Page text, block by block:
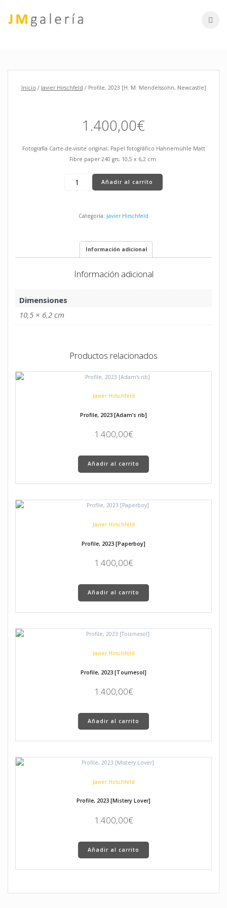
Inicio / Javier Hirschfeld / Profile, 2023 [H. M. Mendelssohn, Newcastle]
1.400,00€
Fotografía Carte-de-visite original; Papel fotográfico Hahnemühle Matt
Fibre paper 240 grs; 10,5 x 6,2 cm.
Profile,
2023
Mendelssohn,
cantidad
Añadir al carrito
Categoría: Javier Hirschfeld
Información adicional
Información adicional
Dimensiones
10,5 × 6,2 cm
Productos relacionados
Javier Hirschfeld
Profile, 2023 [Adam’s rib]
1.400,00€
Añadir al carrito
Javier Hirschfeld
Profile, 2023 [Paperboy]
1.400,00€
Añadir al carrito
Javier Hirschfeld
Profile, 2023 [Tournesol]
1.400,00€
Añadir al carrito
Javier Hirschfeld
Profile, 2023 [Mistery Lover]
1.400,00€
Añadir al carrito